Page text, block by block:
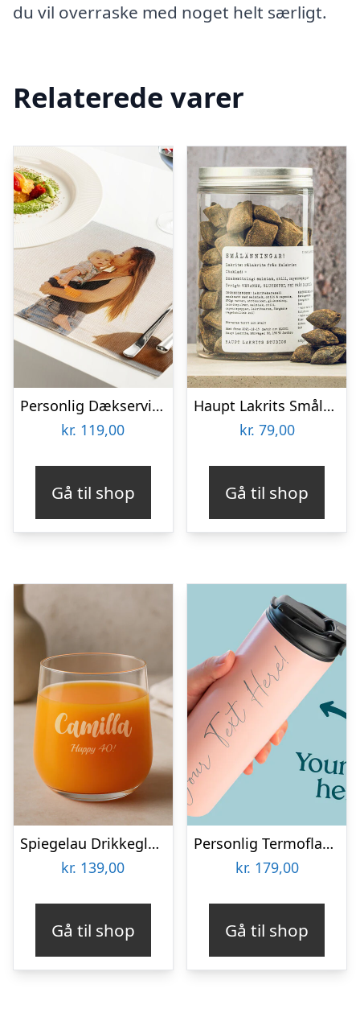
du vil overraske med noget helt særligt.
Relaterede varer
Personlig Dækserviet med Billede
kr. 119,00
Gå til shop
Haupt Lakrits Smålänningar
kr. 79,00
Gå til shop
Spiegelau Drikkeglas med Gravering – Egen Tekst
kr. 139,00
Gå til shop
Personlig Termoflaske med Sugrør & Tekst – 600 ml
kr. 179,00
Gå til shop